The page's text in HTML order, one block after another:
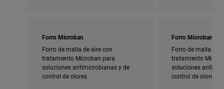
Forro Microban
Forro de malla de aire con
tratamiento Microban para
soluciones antimicrobianas y de
control de olores
Forro Microban
Forro de malla de
tratamiento
soluciones
control de olores